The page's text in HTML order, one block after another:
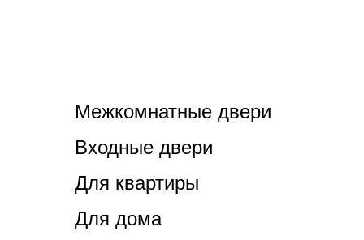
Межкомнатные двери
Входные двери
Для квартиры
Для дома